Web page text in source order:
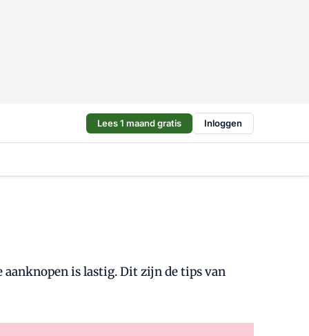
Lees 1 maand gratis Inloggen
aanknopen is lastig. Dit zijn de tips van